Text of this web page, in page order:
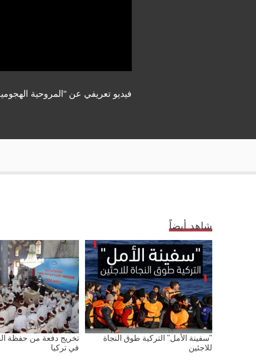
فيديو تعريفي عن "المروحية
شاهد أيضاً
"سفينة الأمل" التركية طوق النجاة
للاجئين
تخريج دفعة من حفظة
في تركيا